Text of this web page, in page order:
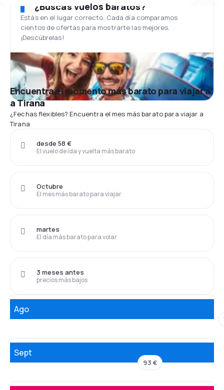
¿Buscas vuelos baratos?
Estás en el lugar correcto. Cada día comparamos
cientos de ofertas para mostrarte las mejores.
¡Descúbrelas!
Encuentra el momento más barato para viajar a
a Tirana
¿Fechas flexibles? Encuentra el mes más barato para viajar a
Tirana
El vuelo de ida y vuelta más barato
desde 58 €
El mes más barato para viajar
Octubre
El día más barato para volar
martes
precios más bajos
3 meses antes
Ago
Sept
93 €